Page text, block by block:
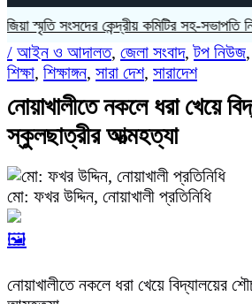
সংসদের কেন্দ্রীয় কমিটির সহ-সভাপতি
/ আইন ও আদালত, জেলা সংবাদ,টপ নিউজ,
শিক্ষা, শিক্ষাঙ্গন, সারা দেশ, সারাদেশ
নোয়াখালীতে নকলে ধরা খেয়ে
স্কুলছাত্রীর আত্মহত্যা
মো: ফখর উদ্দিন, নোয়াখালী প্রতিনিধি
🖼️
নোয়াখালীতে নকলে ধরা খেয়ে বিদ্যালয়ের